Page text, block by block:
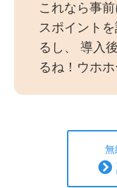
これなら事
スポイント
るし、 導入
るね！ウホ
無